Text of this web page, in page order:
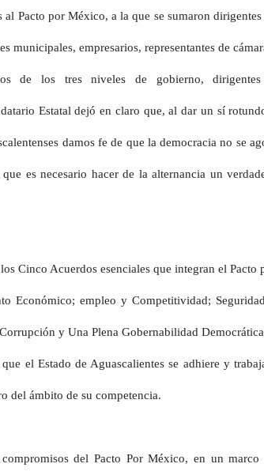
Pacto por México, a la que se sumaron dirigentes
municipales, empresarios, representantes de
de los tres niveles de gobierno,
Estatal dejó en claro que, al dar un sí
damos fe de que la democracia no se
es necesario hacer de la alternancia un
Cinco Acuerdos esenciales que integran el Pacto
Económico; empleo y Competitividad;
y Una Plena Gobernabilidad
el Estado de Aguascalientes se adhiere y
del ámbito de su competencia.
del Pacto Por México, en un marco